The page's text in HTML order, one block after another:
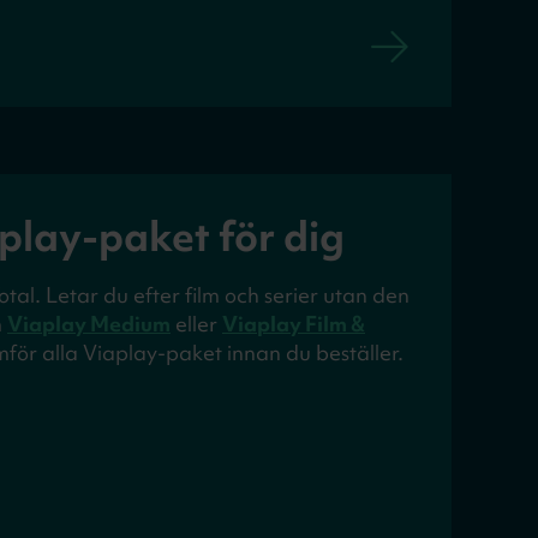
paket för dig
Letar du efter film och serier utan den
Viaplay Medium eller Viaplay Film &
alla Viaplay-paket innan du beställer.